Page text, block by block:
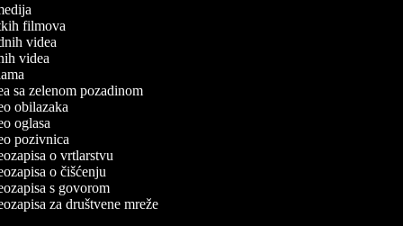
filmova
videa
videa
sa zelenom pozadinom
obilazaka
oglasa
pozivnica
o vrtlarstvu
o čišćenju
s govorom
za društvene mreže